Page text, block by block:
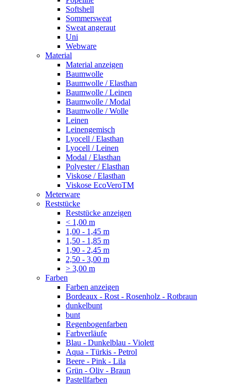
Softshell
Sommersweat
Sweat angeraut
Uni
Webware
Material
Material anzeigen
Baumwolle
Baumwolle / Elasthan
Baumwolle / Leinen
Baumwolle / Modal
Baumwolle / Wolle
Leinen
Leinengemisch
Lyocell / Elasthan
Lyocell / Leinen
Modal / Elasthan
Polyester / Elasthan
Viskose / Elasthan
Viskose EcoVeroTM
Meterware
Reststücke
Reststücke anzeigen
< 1,00 m
1,00 - 1,45 m
1,50 - 1,85 m
1,90 - 2,45 m
2,50 - 3,00 m
> 3,00 m
Farben
Farben anzeigen
Bordeaux - Rost - Rosenholz - Rotbraun
dunkelbunt
bunt
Regenbogenfarben
Farbverläufe
Blau - Dunkelblau - Violett
Aqua - Türkis - Petrol
Beere - Pink - Lila
Grün - Oliv - Braun
Pastellfarben